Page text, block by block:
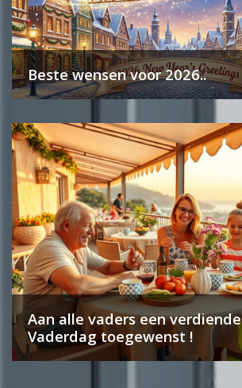
Beste wensen voor 2026..
Aan alle vaders een verdiende
Vaderdag toegewenst !